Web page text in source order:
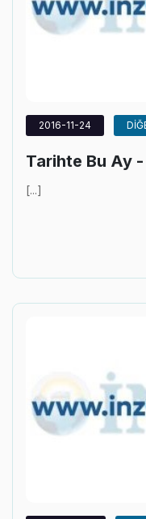
2016-11-24
Tarihte Bu Ay -
[...]